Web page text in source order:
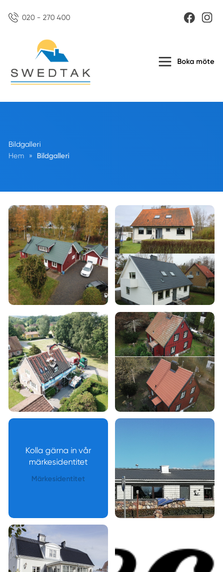
020 - 270 400
Boka möte
Bildgalleri
Hem
» Bildgalleri
Kolla gärna in vår
märkesidentitet
Märkesidentitet